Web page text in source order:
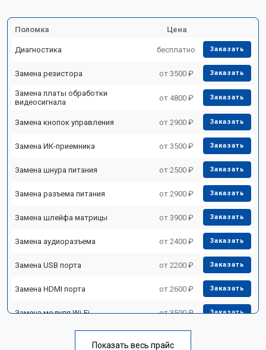
Поломка Цена
Диагностика бесплатно Заказать
Замена резистора от 3500 ₽ Заказать
Замена платы обработки
видеосигнала
от 4800 ₽ Заказать
Замена кнопок управления от 2900 ₽ Заказать
Замена ИК-приемника от 3500 ₽ Заказать
Замена шнура питания от 2500 ₽ Заказать
Замена разъема питания от 2900 ₽ Заказать
Замена шлейфа матрицы от 3900 ₽ Заказать
Замена аудиоразъема от 2400 ₽ Заказать
Замена USB порта от 2200 ₽ Заказать
Замена HDMI порта от 2600 ₽ Заказать
Замена модуля Wi-Fi от 3500 ₽ Заказать
Показать весь прайс